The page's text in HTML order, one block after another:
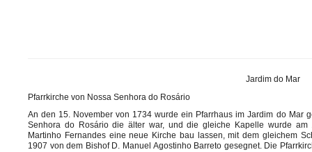
Jardim do Mar
Pfarrkirche von Nossa Senhora do Rosário
An den 15. November von 1734 wurde ein Pfarrhaus im Jardim do Mar
Senhora do Rosário die älter war, und die gleiche Kapelle wurde am
Martinho Fernandes eine neue Kirche bau lassen, mit dem gleichem
1907 von dem Bishof D. Manuel Agostinho Barreto gesegnet. Die